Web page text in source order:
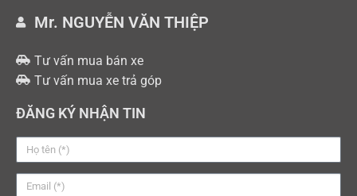
Mr. NGUYỄN VĂN THIỆP
Tư vấn mua bán xe
Tư vấn mua xe trả góp
ĐĂNG KÝ NHẬN TIN